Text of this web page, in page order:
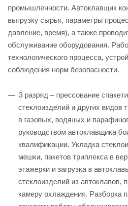
промышленности. Автоклавщик
выгрузку сырья, параметры
давление, время), а также
обслуживание оборудования.
технологического процесса,
соблюдения норм безопасности.
3 разряд – прессование
стеклоизделий и других видов
в газовых, водяных и
руководством автоклавщика
квалификации. Укладка
мешки, пакетов триплекса в
этажерки и загрузка в
стеклоизделий из автоклавов,
камеру охлаждения. Разборка